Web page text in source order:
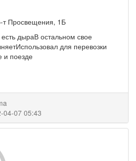
т Просвещения, 1Б
дыраВ остальном свое
для перевозки
и поезде
04-07 05:43